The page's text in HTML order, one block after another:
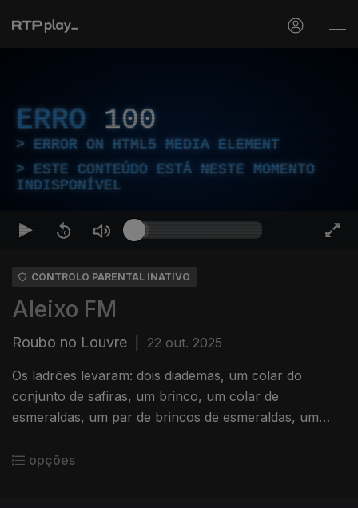
ERRO 100
ERROR ON HTML5 MEDIA ELEMENT
ESTE CONTEÚDO ESTÁ NESTE MOMENTO
INDISPONÍVEL
CONTROLO PARENTAL INATIVO
Aleixo FM
Roubo no Louvre 22 out. 2025
Os ladrões levaram: dois diademas, um colar do
conjunto de safiras, um brinco, um colar de
esmeraldas, um par de brincos de esmeraldas, um
Eugênia.
opções